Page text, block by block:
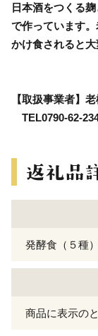
日本酒をつくる
で作っています
かけ食されると大
【取扱事業者】
TEL0790-62-
発酵食（５種
商品に表示の